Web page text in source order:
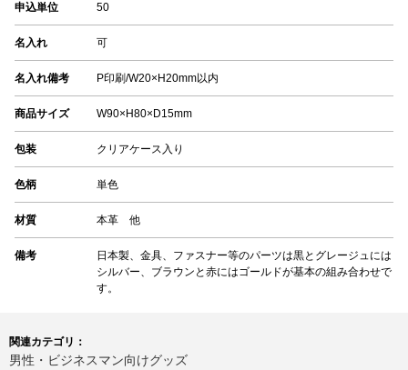
申込単位 50
名入れ 可
名入れ備考 P印刷/W20×H20mm以内
商品サイズ W90×H80×D15mm
包装 クリアケース入り
色柄 単色
材質 本革 他
備考
日本製、金具、ファスナー等のパーツは黒とグレージュには
シルバー、ブラウンと赤にはゴールドが基本の組み合わせで
す。
関連カテゴリ：
男性・ビジネスマン向けグッズ